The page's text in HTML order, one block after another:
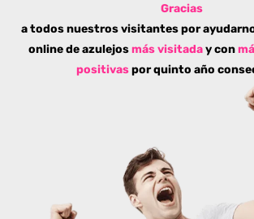
Gracias
a todos nuestros visitantes por
online de azulejos más visitaday con
positivaspor quinto año